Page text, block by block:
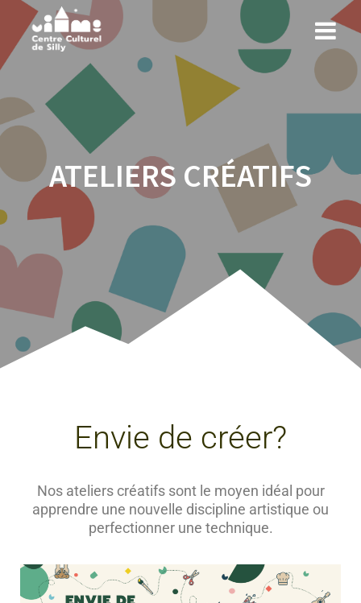
ATELIERS CRÉATIFS
Envie de créer?
Nos ateliers créatifs sont le moyen idéal pour
apprendre une nouvelle discipline artistique ou
perfectionner une technique.